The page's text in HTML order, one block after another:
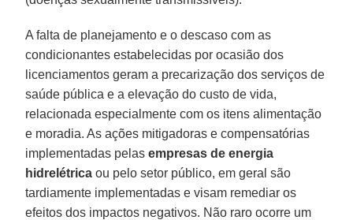
A falta de planejamento e o descaso com as
condicionantes estabelecidas por ocasião dos
licenciamentos geram a precarização dos serviços de
saúde pública e a elevação do custo de vida,
relacionada especialmente com os itens alimentação
e moradia. As ações mitigadoras e compensatórias
implementadas pelasempresas de energia
hidrelétrica ou pelo setor público, em geral são
tardiamente implementadas e visam remediar os
efeitos dos impactos negativos. Não raro ocorre um